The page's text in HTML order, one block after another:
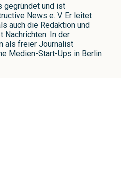
gegründet und ist
News e. V. Er leitet
auch die Redaktion und
In der
als freier Journalist
Medien-Start-Ups in Berlin